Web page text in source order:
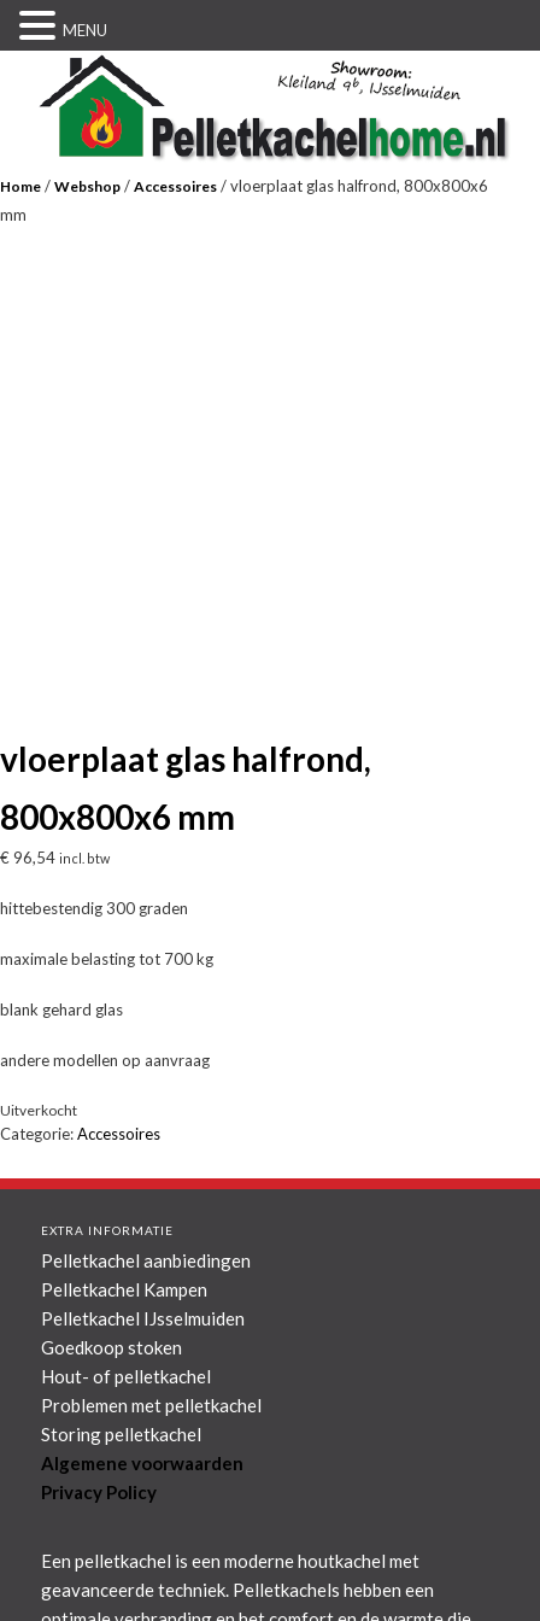
Home / Webshop / Accessoires / vloerplaat glas halfrond, 800x800x6
mm
vloerplaat glas halfrond,
800x800x6 mm
€96,54 incl. btw
hittebestendig 300 graden
maximale belasting tot 700 kg
blank gehard glas
andere modellen op aanvraag
Uitverkocht
Categorie:Accessoires
EXTRA INFORMATIE
Pelletkachel aanbiedingen
Pelletkachel Kampen
Pelletkachel IJsselmuiden
Goedkoop stoken
Hout- of pelletkachel
Problemen met pelletkachel
Storing pelletkachel
Algemene voorwaarden
Privacy Policy
Een pelletkachel is een moderne houtkachel met
geavanceerde techniek. Pelletkachels hebben een
MENU